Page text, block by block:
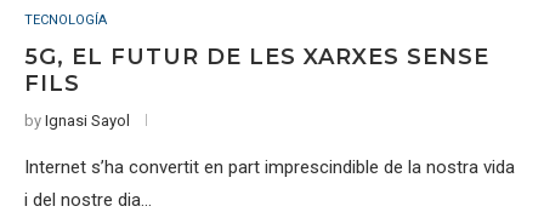
TECNOLOGÍA
5G, EL FUTUR DE LES XARXES SENSE
FILS
by Ignasi Sayol
Internet s’ha convertit en part imprescindible de la nostra vida
i del nostre dia…